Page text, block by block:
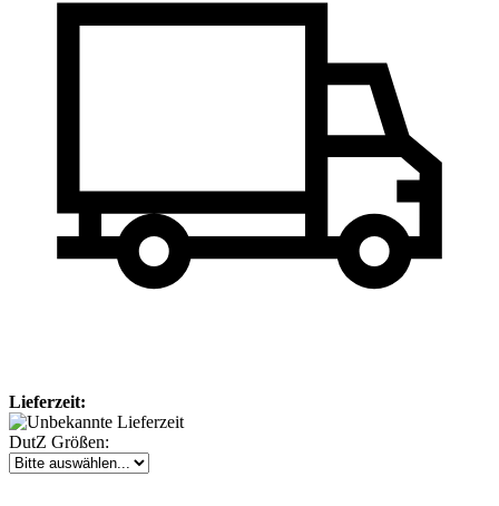
Lieferzeit:
DutZ Größen: